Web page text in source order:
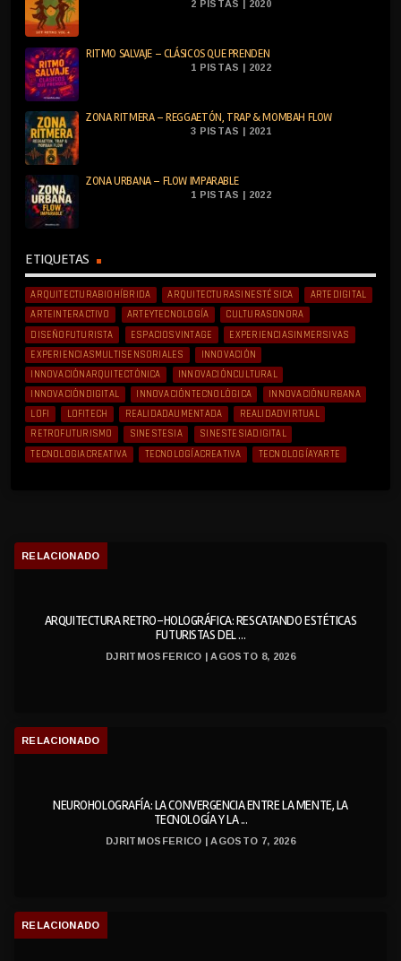
RITMO SALVAJE – CLÁSICOS QUE PRENDEN
1 PISTAS | 2022
ZONA RITMERA – REGGAETÓN, TRAP & MOMBAH FLOW
3 PISTAS | 2021
ZONA URBANA – FLOW IMPARABLE
1 PISTAS | 2022
ETIQUETAS
ARQUITECTURABIOHÍBRIDA ARQUITECTURASINESTÉSICA
ARTEDIGITAL
ARTEINTERACTIVO
ARTEYTECNOLOGÍA
CULTURASONORA
DISEÑOFUTURISTA
ESPACIOSVINTAGE
EXPERIENCIASINMERSIVAS
EXPERIENCIASMULTISENSORIALES
INNOVACIÓN
INNOVACIÓNARQUITECTÓNICA
INNOVACIÓNCULTURAL
INNOVACIÓNDIGITAL
INNOVACIÓNTECNOLÓGICA
INNOVACIÓNURBANA
LOFI
LOFITECH REALIDADAUMENTADA
REALIDADVIRTUAL
RETROFUTURISMO
SINESTESIA
SINESTESIADIGITAL
TECNOLOGIACREATIVA
TECNOLOGÍACREATIVA TECNOLOGÍAYARTE
RELACIONADO
ARQUITECTURA RETRO-HOLOGRÁFICA: RESCATANDO ESTÉTICAS
FUTURISTAS DEL ...
DJRITMOSFERICO | AGOSTO 8, 2026
RELACIONADO
NEUROHOLOGRAFÍA: LA CONVERGENCIA ENTRE LA MENTE, LA
TECNOLOGÍA Y LA ...
DJRITMOSFERICO | AGOSTO 7, 2026
RELACIONADO